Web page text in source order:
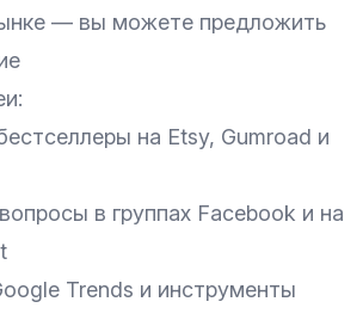
— вы можете предложить
на Etsy, Gumroad и
в группах Facebook и на
Trends и инструменты